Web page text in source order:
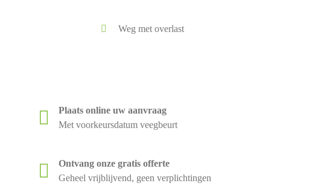
Weg met overlast
Plaats online uw aanvraag
Met voorkeursdatum veegbeurt
Ontvang onze gratis offerte
Geheel vrijblijvend, geen verplichtingen